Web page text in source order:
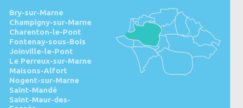
Bry-sur-Marne
Champigny-sur-Marne
Charenton-le-Pont
Fontenay-sous-Bois
Joinville-le-Pont
Le Perreux-sur-Marne
Maisons-Alfort
Nogent-sur-Marne
Saint-Mandé
Saint-Maur-des-